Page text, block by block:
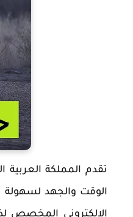
تقدم المملكة
الوقت والجهد
الإلكتروني المخصص